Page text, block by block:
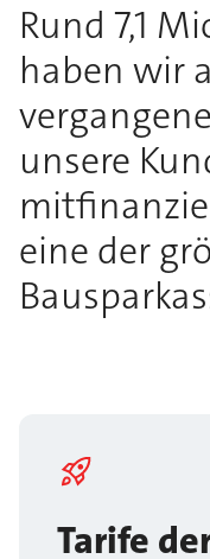
Rund 7,1
haben wir
unsere
eine der
Tarife